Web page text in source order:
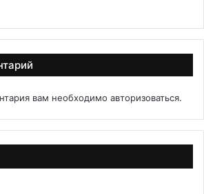
вам необходимо авторизоваться.